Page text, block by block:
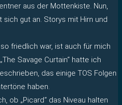
aus der Mottenkiste. Nun,
sich gut an. Storys mit Hirn und
friedlich war, ist auch für mich
Savage Curtain“ hatte ich
das einige TOS Folgen
haben.
ob „Picard“ das Niveau halten